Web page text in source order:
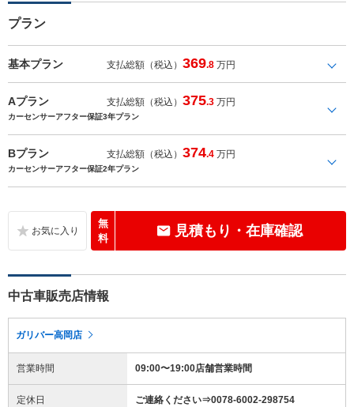
プラン
基本プラン 支払総額（税込）369.8 万円
Aプラン 支払総額（税込）375.3 万円
カーセンサーアフター保証3年プラン
Bプラン 支払総額（税込）374.4 万円
カーセンサーアフター保証2年プラン
無
料
見積もり・在庫確認
中古車販売店情報
ガリバー高岡店
営業時間 09:00〜19:00店舗営業時間
定休日 ご連絡ください⇒0078-6002-298754